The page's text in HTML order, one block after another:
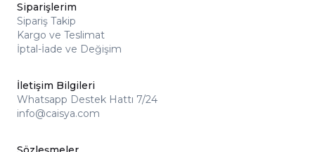
Siparişlerim
Sipariş Takip
Kargo ve Teslimat
İptal-İade ve Değişim
İletişim Bilgileri
Whatsapp Destek Hattı 7/24
info@caisya.com